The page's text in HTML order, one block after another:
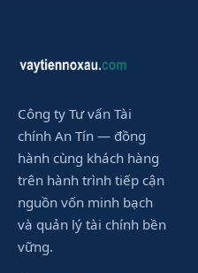
Công ty Tư vấn Tài
chính An Tín — đồng
hành cùng khách hàng
trên hành trình tiếp cận
nguồn vốn minh bạch
và quản lý tài chính bền
vững.